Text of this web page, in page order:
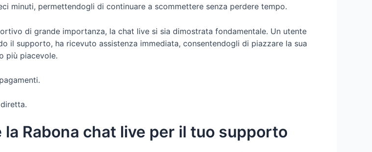
minuti, permettendogli di continuare a scommettere senza perdere tempo.
di grande importanza, la chat live si sia dimostrata fondamentale. Un utente
il supporto, ha ricevuto assistenza immediata, consentendogli di piazzare la sua
più piacevole.
Rabona chat live per il tuo supporto